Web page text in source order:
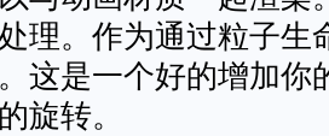
理。作为通过粒子生
这是一个好的增加你
旋转。